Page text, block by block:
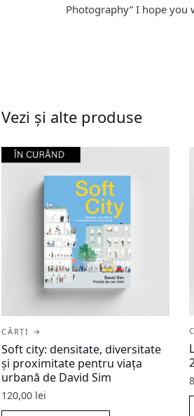
Photography” I hope
Vezi și alte produse
CĂRȚI →
Soft city: densitate, diversitate
şi proximitate pentru viaţa
urbană de David Sim
120,00 lei